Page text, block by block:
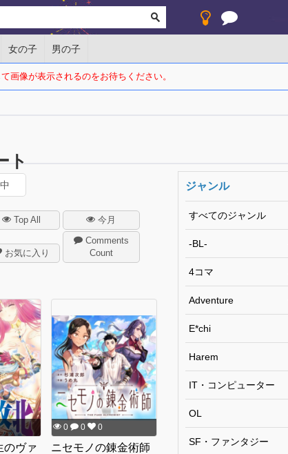
女の子 男の子
画像が表示されるのをお待ちください。
ト
Top All 今月
お気に入り
Comments
Count
のヴァ
0 0 0
ニセモノの錬金術師
ジャンル
すべてのジャンル
-BL-
4コマ
Adventure
E*chi
Harem
IT・コンピューター
OL
SF・ファンタジー